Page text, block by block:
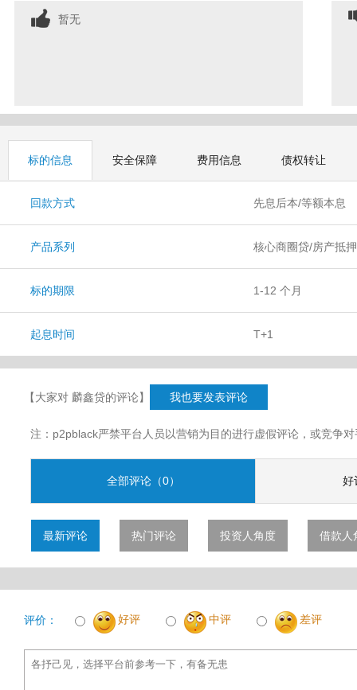
暂无
标的信息 安全保障 费用信息 债权转让
回款方式 先息后本/等额本息
产品系列 核心商圈贷/房产抵
标的期限 1-12 个月
起息时间 T+1
【大家对 麟鑫贷的评论】 我也要发表评论
注：p2pblack严禁平台人员以营销为目的进行虚假评论，或竞争
全部评论（0） 好
最新评论 热门评论 投资人角度 借款人
评价： 好评 中评 差评